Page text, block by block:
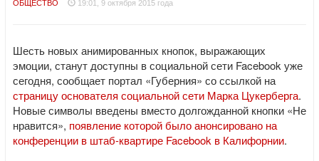
ОБЩЕСТВО 19:01, 9 октября 2015 года
Шесть новых анимированных кнопок, выражающих
эмоции, станут доступны в социальной сети Facebook уже
сегодня, сообщает портал «Губерния» со ссылкой на
страницу основателя социальной сети Марка Цукерберга.
Новые символы введены вместо долгожданной кнопки «Не
нравится», появление которой было анонсировано на
конференции в штаб-квартире Facebook в Калифорнии.